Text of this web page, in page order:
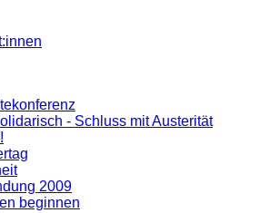
- Schluss mit Austerität
2009
beginnen